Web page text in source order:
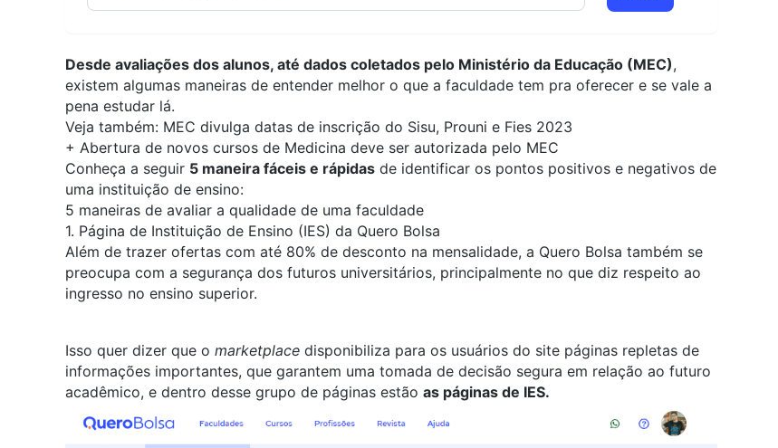
Desde avaliações dos alunos, até dados coletados pelo Ministério da Educação (MEC),
existem algumas maneiras de entender melhor o que a faculdade tem pra oferecer e se vale a
pena estudar lá.
Veja também: MEC divulga datas de inscrição do Sisu, Prouni e Fies 2023
+ Abertura de novos cursos de Medicina deve ser autorizada pelo MEC
Conheça a seguir 5 maneira fáceis e rápidas de identificar os pontos positivos e negativos de
uma instituição de ensino:
5 maneiras de avaliar a qualidade de uma faculdade
1. Página de Instituição de Ensino (IES) da Quero Bolsa
Além de trazer ofertas com até 80% de desconto na mensalidade, a Quero Bolsa também se
preocupa com a segurança dos futuros universitários, principalmente no que diz respeito ao
ingresso no ensino superior.
Isso quer dizer que o marketplace disponibiliza para os usuários do site páginas repletas de
informações importantes, que garantem uma tomada de decisão segura em relação ao futuro
acadêmico, e dentro desse grupo de páginas estão as páginas de IES.